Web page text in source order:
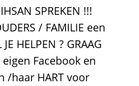
SPREKEN !!!
/ FAMILIE een
HELPEN ? GRAAG
Facebook en
/haar HART voor